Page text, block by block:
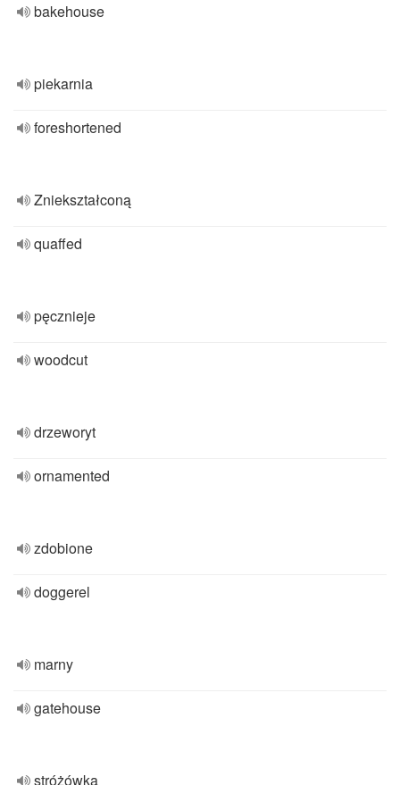
bakehouse
piekarnia
foreshortened
Zniekształconą
quaffed
pęcznieje
woodcut
drzeworyt
ornamented
zdobione
doggerel
marny
gatehouse
stróżówka